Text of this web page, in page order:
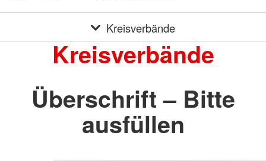
Kreisverbände
Kreisverbände
Überschrift – Bitte
ausfüllen